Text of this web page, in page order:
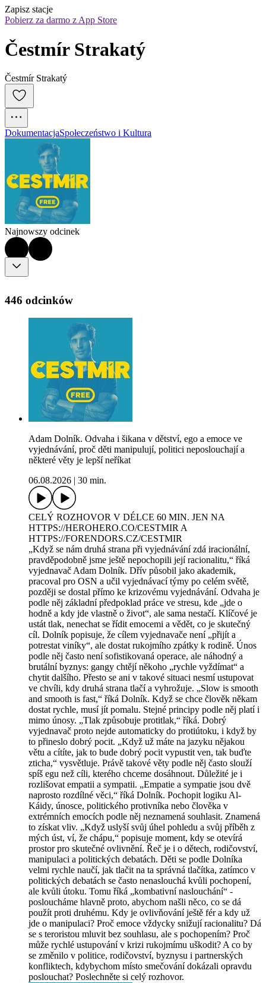
Zapisz stacje
Pobierz za darmo z App Store
Čestmír Strakatý
Čestmír Strakatý
DokumentacjaSpołeczeństwo i Kultura
Najnowszy odcinek
446 odcinków
Adam Dolník. Odvaha i šikana v dětství, ego a emoce ve
vyjednávání, proč děti manipulují, politici neposlouchají a
některé věty je lepší neříkat
06.08.2026
30 min.
CELÝ ROZHOVOR V DÉLCE 60 MIN. JEN NA
⁠HTTPS://HEROHERO.CO/CESTMIR⁠⁠⁠⁠ A
⁠HTTPS://FORENDORS.CZ/CESTMIR
„Když se nám druhá strana při vyjednávání zdá iracionální,
pravděpodobně jsme ještě nepochopili její racionalitu,“ říká
vyjednavač Adam Dolník. Dřív působil jako akademik,
pracoval pro OSN a učil vyjednávací týmy po celém světě,
později se dostal přímo ke krizovému vyjednávání. Odvaha je
podle něj základní předpoklad práce ve stresu, kde „jde o
hodně a kdy jde vlastně o život“, ale sama nestačí. Klíčové je
ustát tlak, nenechat se řídit emocemi a vědět, co je skutečný
cíl. Dolník popisuje, že cílem vyjednavače není „přijít a
potrestat viníky“, ale dostat rukojmího zpátky k rodině. Únos
podle něj často není sofistikovaná operace, ale náhodný a
brutální byznys: gangy chtějí někoho „rychle vyždímat“ a
chytit dalšího. Přesto se ani v takové situaci nesmí ustupovat
ve chvíli, kdy druhá strana tlačí a vyhrožuje. „Slow is smooth
and smooth is fast,“ říká Dolník. Když se chce člověk někam
dostat rychle, musí jít pomalu. Stejné principy podle něj platí i
mimo únosy. „Tlak způsobuje protitlak,“ říká. Dobrý
vyjednavač proto nejde automaticky do protiútoku, i když by
to přineslo dobrý pocit. „Když už máte na jazyku nějakou
větu a cítíte, jak to bude dobrý pocit vypustit ven, tak buďte
zticha,“ vysvětluje. Právě takové věty podle něj často slouží
spíš egu než cíli, kterého chceme dosáhnout. Důležité je i
rozlišovat empatii a sympatii. „Empatie a sympatie jsou dvě
naprosto rozdílné věci,“ říká Dolník. Pochopit logiku Al-
Káidy, únosce, politického protivníka nebo člověka v
extrémních emocích podle něj neznamená souhlasit. Znamená
to získat vliv. „Když uslyší svůj úhel pohledu a svůj příběh z
mých úst, ví, že chápu,“ popisuje moment, kdy se otevírá
prostor pro skutečné ovlivnění. Řeč je i o dětech, rodičovství,
manipulaci a politických debatách. Děti se podle Dolníka
velmi rychle naučí, jak tlačit na ta správná tlačítka, zatímco v
politických debatách se často nenaslouchá kvůli pochopení,
ale kvůli útoku. Tomu říká „kombativní naslouchání“ -
posloucháme hlavně proto, abychom našli něco, co se dá
použít proti druhému. Kdy je ovlivňování ještě fér a kdy už
jde o manipulaci? Proč emoce vždycky snižují racionalitu? Dá
se s teroristou mluvit bez souhlasu, ale s pochopením? Proč
může rychlé ustupování v krizi rukojmímu uškodit? A co by
se změnilo v politice, rodičovství, byznysu i partnerských
konfliktech, kdybychom místo smečování dokázali opravdu
poslouchat? Poslechněte si celý rozhovor.